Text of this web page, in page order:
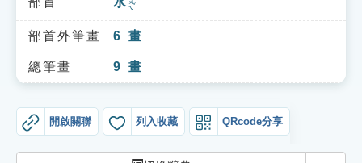
知識索引
單字索引
遊戲專區
部首外筆畫 6 畫
總筆畫 9 畫
開啟關聯 列入收藏 QRcode分享